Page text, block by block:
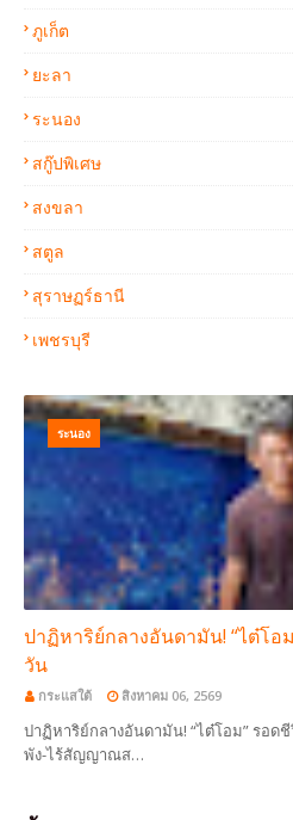
ภูเก็ต
ยะลา
ระนอง
สกู๊ปพิเศษ
สงขลา
สตูล
สุราษฏร์ธานี
เพชรบุรี
ระนอง
ปาฏิหาริย์กลางอันดามัน! “ไต๋โอ
วัน
กระแสใต้ สิงหาคม 06, 2569
ปาฏิหาริย์กลางอันดามัน! “ไต๋โอม” รอด
พัง-ไร้สัญญาณส…